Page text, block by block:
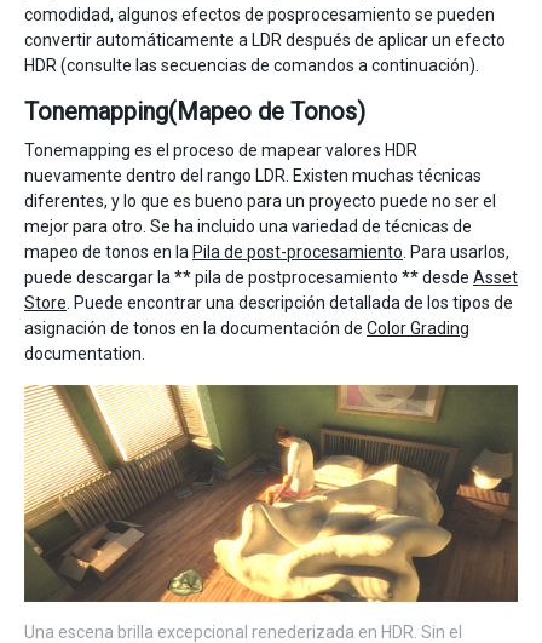
comodidad, algunos efectos de posprocesamiento se pueden
convertir automáticamente a LDR después de aplicar un efecto
HDR (consulte las secuencias de comandos a continuación).
Tonemapping(Mapeo de Tonos)
Tonemapping es el proceso de mapear valores HDR
nuevamente dentro del rango LDR. Existen muchas técnicas
diferentes, y lo que es bueno para un proyecto puede no ser el
mejor para otro. Se ha incluido una variedad de técnicas de
mapeo de tonos en la Pila de post-procesamiento . Para usarlos,
puede descargar la ** pila de postprocesamiento ** desde Asset
Store . Puede encontrar una descripción detallada de los tipos de
asignación de tonos en la documentación de Color Grading
documentation.
Una escena brilla excepcional renederizada en HDR. Sin el